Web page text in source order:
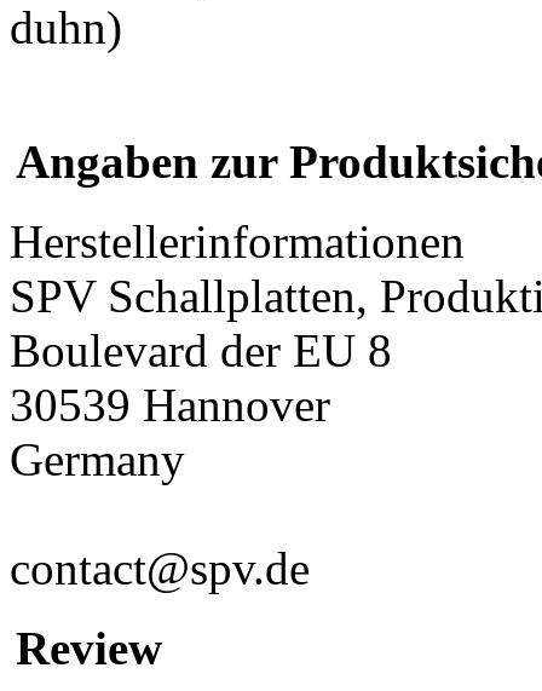
duhn)
Angaben zur
Herstellerinformationen
SPV Schallplatten,
Boulevard der EU 8
30539 Hannover
Germany
contact@spv.de
Review